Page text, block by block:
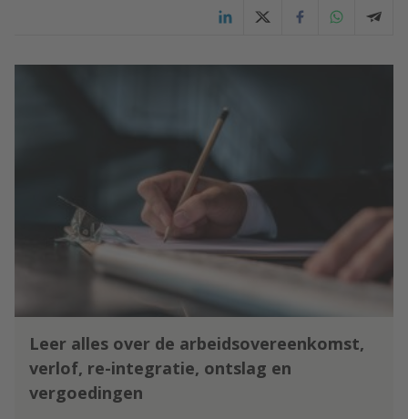
Leer alles over de arbeidsovereenkomst,
verlof, re-integratie, ontslag en
vergoedingen